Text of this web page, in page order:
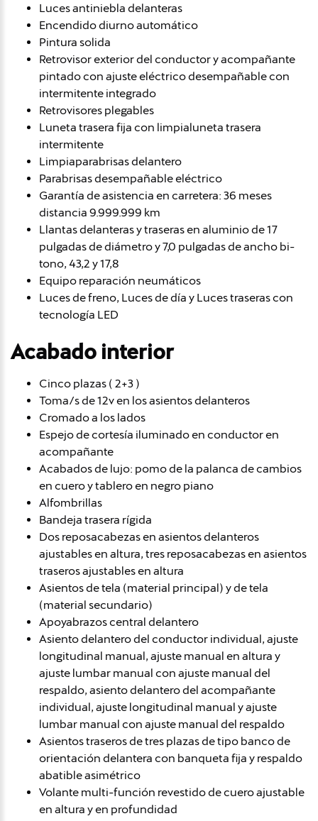
Luces antiniebla delanteras
Encendido diurno automático
Pintura solida
Retrovisor exterior del conductor y acompañante
pintado con ajuste eléctrico desempañable con
intermitente integrado
Retrovisores plegables
Luneta trasera fija con limpialuneta trasera
intermitente
Limpiaparabrisas delantero
Parabrisas desempañable eléctrico
Garantía de asistencia en carretera: 36 meses
distancia 9.999.999 km
Llantas delanteras y traseras en aluminio de 17
pulgadas de diámetro y 7,0 pulgadas de ancho bi-
tono, 43,2 y 17,8
Equipo reparación neumáticos
Luces de freno, Luces de día y Luces traseras con
tecnología LED
Acabado interior
Cinco plazas ( 2+3 )
Toma/s de 12v en los asientos delanteros
Cromado a los lados
Espejo de cortesía iluminado en conductor en
acompañante
Acabados de lujo: pomo de la palanca de cambios
en cuero y tablero en negro piano
Alfombrillas
Bandeja trasera rígida
Dos reposacabezas en asientos delanteros
ajustables en altura, tres reposacabezas en asientos
traseros ajustables en altura
Asientos de tela (material principal) y de tela
(material secundario)
Apoyabrazos central delantero
Asiento delantero del conductor individual, ajuste
longitudinal manual, ajuste manual en altura y
ajuste lumbar manual con ajuste manual del
respaldo, asiento delantero del acompañante
individual, ajuste longitudinal manual y ajuste
lumbar manual con ajuste manual del respaldo
Asientos traseros de tres plazas de tipo banco de
orientación delantera con banqueta fija y respaldo
abatible asimétrico
Volante multi-función revestido de cuero ajustable
en altura y en profundidad